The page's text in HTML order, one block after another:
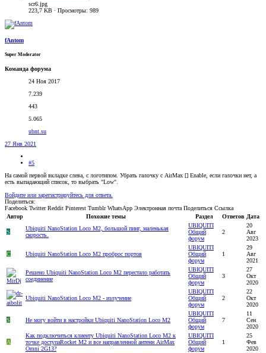
scr6.jpg
223,7 KB · Просмотры: 989
fAntom
Super Moderator
Команда форума
24 Ноя 2017
7.239
443
5.065
ubnt.su
27 Янв 2021
#5
На самой первой вкладке слева, с логотипом. Убрать галочку с AirMax [] Enable, если галочки нет, а
есть выпадающий список, то выбрать "Low".
Войдите или зарегистрируйтесь для ответа.
Поделиться:
Facebook Twitter Reddit Pinterest Tumblr WhatsApp Электронная почта Поделиться Ссылка
Автор
Похожие темы Раздел Ответов Дата
S
Ubiquiti NanoStation Loco M2, большой пинг, маленькая
скорость.
UBIQUITI
Общий
форум
2
20
Авг
2023
С Ubiquiti NanoStation Loco M2 проброс портов
UBIQUITI
Общий
форум
1
29
Авг
2021
Решено Ubiquiti NanoStation Loco M2 перестало работать
соединение
UBIQUITI
Общий
форум
3
27
Окт
2020
Ubiquiti NanoStation Loco M2 - излучение
UBIQUITI
Общий
форум
2
22
Окт
2020
S Не могу войти в настройки Ubiquiti NanoStation Loco M2
UBIQUITI
Общий
форум
7
11
Сен
2020
A
Как подключиться клиенту Ubiquiti NanoStation Loco M2 к
точке доступаRocket M2 и все направленной антенн AirMax
Omni 2G1З?
UBIQUITI
Общий
форум
1
25
Фев
2020